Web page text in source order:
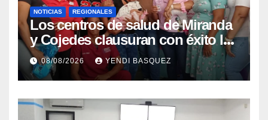
NOTICIAS REGIONALES
Los centros de salud de Miranda
y Cojedes clausuran con éxito la
Semana Mundial de la Lactancia
Materna
08/08/2026 YENDI BASQUEZ